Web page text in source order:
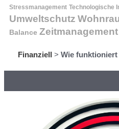
Stressmanagement Technologische
Umweltschutz
Balance Zeitmanagement
Finanziell > Wie